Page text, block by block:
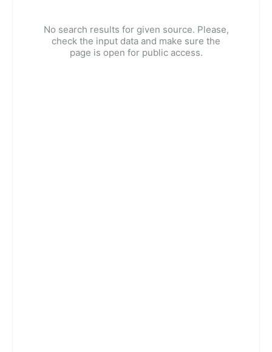
No search results for given source. Please,
check the input data and make sure the
page is open for public access.